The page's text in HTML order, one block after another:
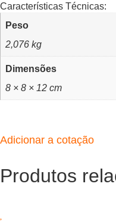
Características Técnicas:
Peso
2,076 kg
Dimensões
8 × 8 × 12 cm
Adicionar a cotação
Produtos